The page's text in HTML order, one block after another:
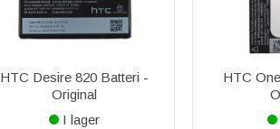
HTC Desire 820 Batteri -
Original
I lager
HTC